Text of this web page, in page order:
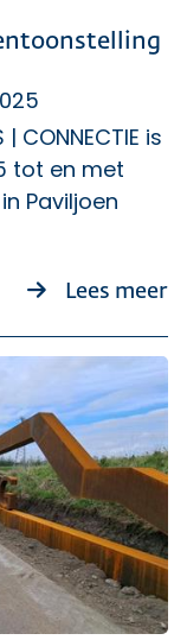
CONNECTIE is
tot en met
Paviljoen
Lees meer